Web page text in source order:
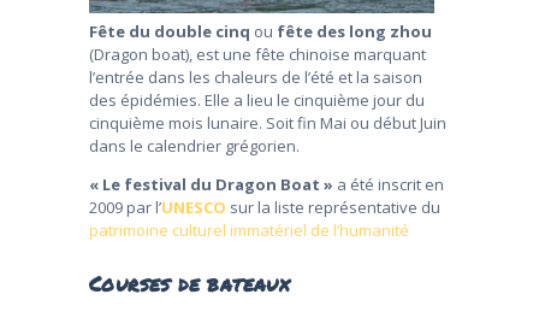
Fête du double cinq ou fête des long zhou
(Dragon boat), est une fête chinoise marquant
l’entrée dans les chaleurs de l’été et la saison
des épidémies. Elle a lieu le cinquième jour du
cinquième mois lunaire. Soit fin Mai ou début Juin
dans le calendrier grégorien.
« Le festival du Dragon Boat » a été inscrit en
2009 par l’UNESCO sur la liste représentative du
patrimoine culturel immatériel de l’humanité
Courses de bateaux